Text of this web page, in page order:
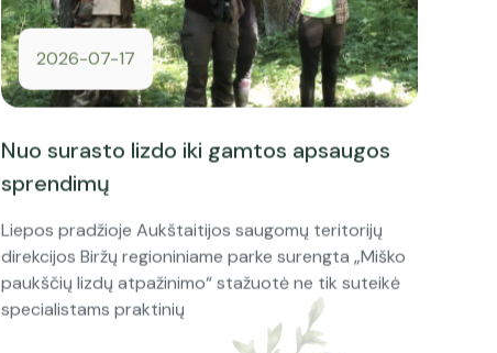
2026-07-17
Nuo surasto lizdo iki gamtos apsaugos
sprendimų
Liepos pradžioje Aukštaitijos saugomų teritorijų
direkcijos Biržų regioniniame parke surengta „Miško
paukščių lizdų atpažinimo“ stažuotė ne tik suteikė
specialistams praktinių